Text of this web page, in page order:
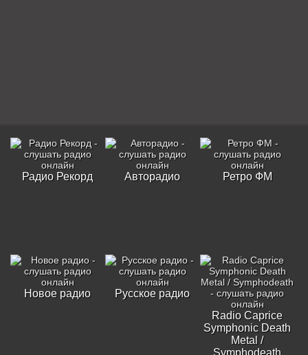
Радио Рекорд Авторадио Ретро ФМ
Новое радио
Русское радио
Radio Caprice
Symphonic Death
Metal /
Symphodeath